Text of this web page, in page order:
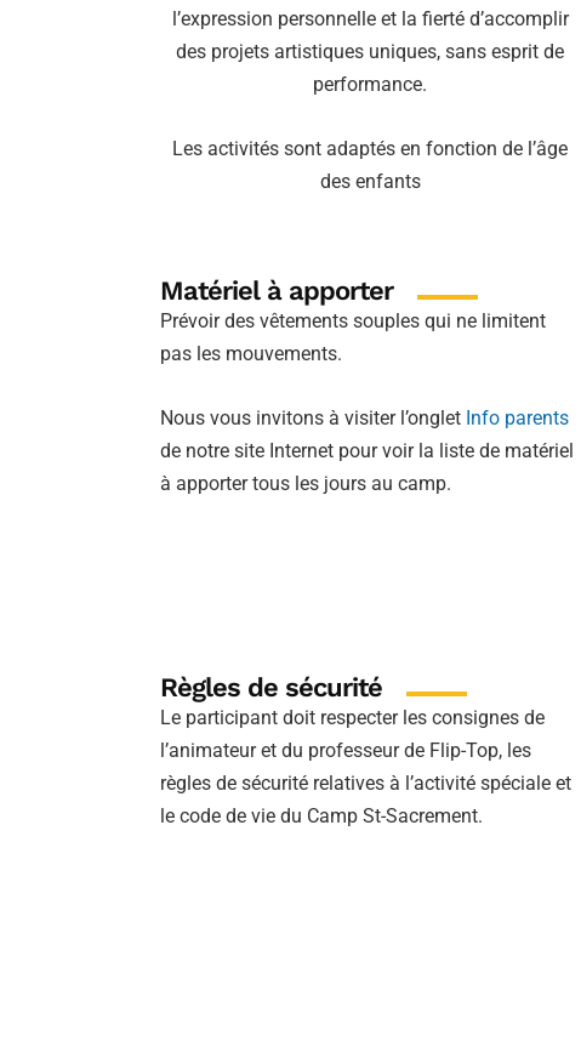
l’expression personnelle et la fierté d’accomplir
des projets artistiques uniques, sans esprit de
performance.
Les activités sont adaptés en fonction de l’âge
des enfants
Matériel à apporter
Prévoir des vêtements souples qui ne limitent
pas les mouvements.
Nous vous invitons à visiter l’onglet Info parents
de notre site Internet pour voir la liste de matériel
à apporter tous les jours au camp.
Règles de sécurité
Le participant doit respecter les consignes de
l’animateur et du professeur de Flip-Top, les
règles de sécurité relatives à l’activité spéciale et
le code de vie du Camp St-Sacrement.